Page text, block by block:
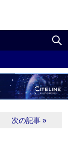
次の記事 »